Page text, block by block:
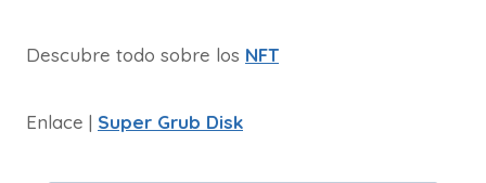
Descubre todo sobre los NFT
Enlace | Super Grub Disk